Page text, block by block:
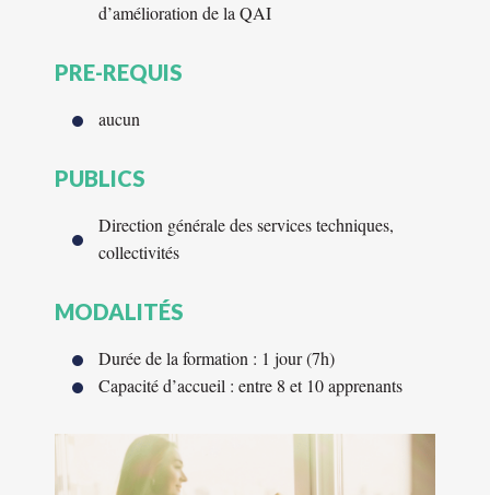
d’amélioration de la QAI
PRE-REQUIS
aucun
PUBLICS
Direction générale des services techniques,
collectivités
MODALITÉS
Durée de la formation : 1 jour (7h)
Capacité d’accueil : entre 8 et 10 apprenants